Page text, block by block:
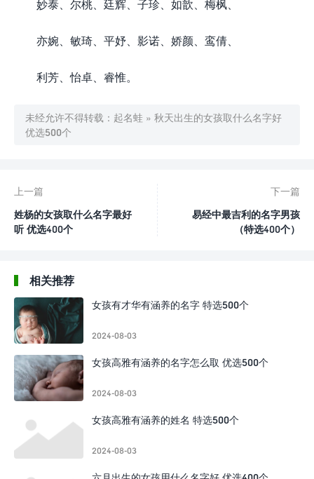
妙泰、尔桃、廷辉、子珍、如歆、梅枫、
亦婉、敏琦、平妤、影诺、娇颜、鸾倩、
利芳、怡卓、睿惟。
未经允许不得转载： 起名蛙 » 秋天出生的女孩取什么名字好
优选500个
上一篇
姓杨的女孩取什么名字最好
听 优选400个
下一篇
易经中最吉利的名字男孩
（特选400个）
相关推荐
女孩有才华有涵养的名字 特选500个
2024-08-03
女孩高雅有涵养的名字怎么取 优选500个
2024-08-03
女孩高雅有涵养的姓名 特选500个
2024-08-03